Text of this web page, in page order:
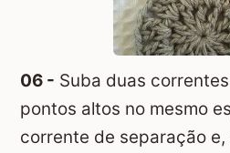
06 - Suba duas
pontos altos no mesmo
corrente de separação